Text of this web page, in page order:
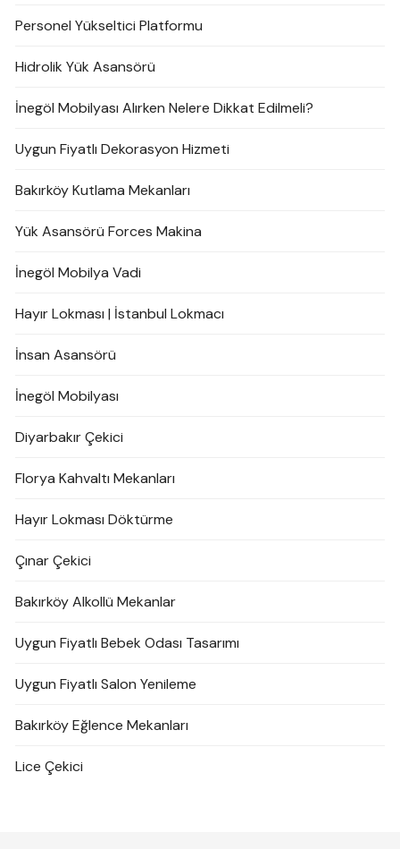
Personel Yükseltici Platformu
Hidrolik Yük Asansörü
İnegöl Mobilyası Alırken Nelere Dikkat Edilmeli?
Uygun Fiyatlı Dekorasyon Hizmeti
Bakırköy Kutlama Mekanları
Yük Asansörü Forces Makina
İnegöl Mobilya Vadi
Hayır Lokması | İstanbul Lokmacı
İnsan Asansörü
İnegöl Mobilyası
Diyarbakır Çekici
Florya Kahvaltı Mekanları
Hayır Lokması Döktürme
Çınar Çekici
Bakırköy Alkollü Mekanlar
Uygun Fiyatlı Bebek Odası Tasarımı
Uygun Fiyatlı Salon Yenileme
Bakırköy Eğlence Mekanları
Lice Çekici